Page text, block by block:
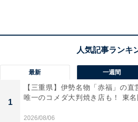
最新 一週間
1
【三重県】伊勢名物「赤福」の直
唯一のコメダ大判焼き店も！ 東名
2026/08/06